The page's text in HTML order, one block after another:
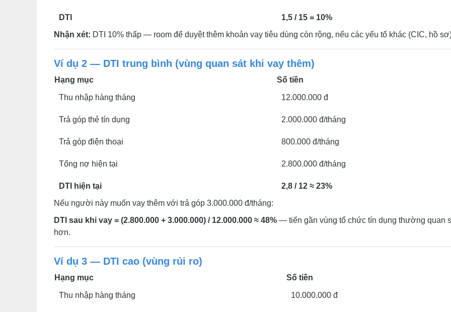
DTI
1,5 / 15 = 10%
Nhận xét: DTI 10% thấp — room để duyệt thêm khoản vay tiêu dùng còn rộng, nếu các yếu tố khác (CIC, hồ
Ví dụ 2 — DTI trung bình (vùng quan sát khi vay thêm)
Hạng mục Số tiền
Thu nhập hàng tháng 12.000.000 đ
Trả góp thẻ tín dụng 2.000.000 đ/tháng
Trả góp điện thoại 800.000 đ/tháng
Tổng nợ hiện tại 2.800.000 đ/tháng
DTI hiện tại
2,8 / 12 ≈ 23%
Nếu người này muốn vay thêm với trả góp 3.000.000 đ/tháng:
DTI sau khi vay = (2.800.000 + 3.000.000) / 12.000.000 ≈ 48% — tiến gần vùng tổ chức tín dụng thường quan
hơn.
Ví dụ 3 — DTI cao (vùng rủi ro)
Hạng mục Số tiền
Thu nhập hàng tháng 10.000.000 đ